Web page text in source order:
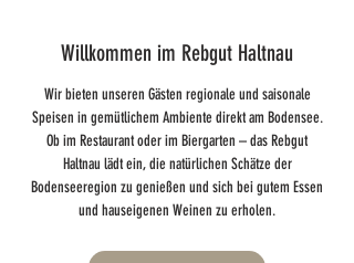
Willkommen im Rebgut Haltnau
Wir bieten unseren Gästen regionale und saisonale
Speisen in gemütlichem Ambiente direkt am Bodensee.
Ob im Restaurant oder im Biergarten – das Rebgut
Haltnau lädt ein, die natürlichen Schätze der
Bodenseeregion zu genießen und sich bei gutem Essen
und hauseigenen Weinen zu erholen.